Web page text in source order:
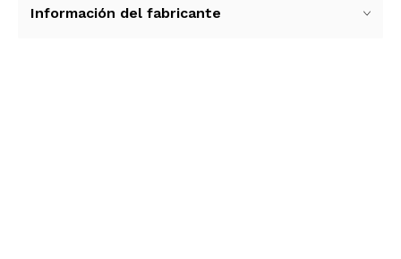
un cable secundario para llevar en tu mochila,
Información del fabricante